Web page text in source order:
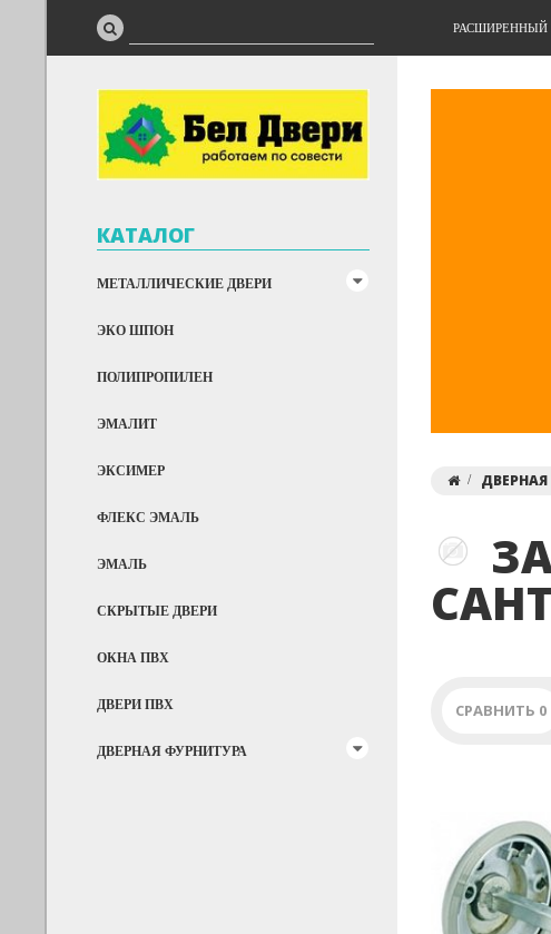
РАСШИРЕННЫЙ
КАТАЛОГ
МЕТАЛЛИЧЕСКИЕ ДВЕРИ
ЭКО ШПОН
ПОЛИПРОПИЛЕН
ЭМАЛИТ
ЭКСИМЕР
ФЛЕКС ЭМАЛЬ
ЭМАЛЬ
СКРЫТЫЕ ДВЕРИ
ОКНА ПВХ
ДВЕРИ ПВХ
ДВЕРНАЯ ФУРНИТУРА
СРАВНИТЬ 0
Previous